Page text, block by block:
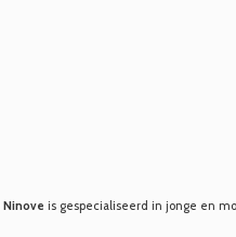
Ninove is gespecialiseerd in jonge en